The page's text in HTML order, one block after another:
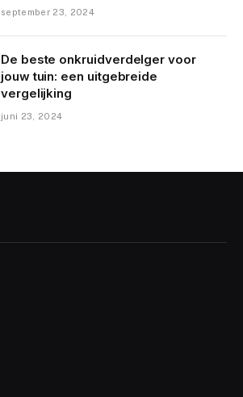
september 23, 2024
De beste onkruidverdelger voor
jouw tuin: een uitgebreide
vergelijking
juni 23, 2024